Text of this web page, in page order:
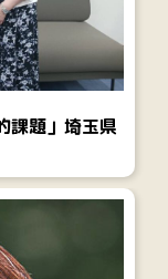
課題」埼玉県